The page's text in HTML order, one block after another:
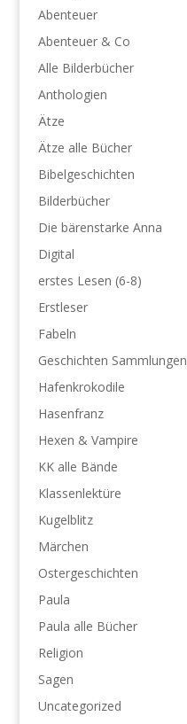
Abenteuer
Abenteuer & Co
Alle Bilderbücher
Anthologien
Ätze
Ätze alle Bücher
Bibelgeschichten
Bilderbücher
Die bärenstarke Anna
Digital
erstes Lesen (6-8)
Erstleser
Fabeln
Geschichten Sammlungen
Hafenkrokodile
Hasenfranz
Hexen & Vampire
KK alle Bände
Klassenlektüre
Kugelblitz
Märchen
Ostergeschichten
Paula
Paula alle Bücher
Religion
Sagen
Uncategorized